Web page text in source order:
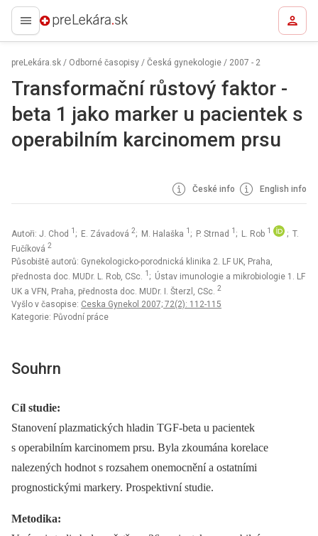
preLekára.sk
preLekára.sk / Odborné časopisy / Česká gynekologie / 2007 - 2
Transformační růstový faktor -
beta 1 jako marker u pacientek s
operabilním karcinomem prsu
České info English info
Autoři: J. Chod 1 ; E. Závadová 2; M. Halaška 1 ; P. Strnad 1 ; L. Rob 1
; T.
Fučíková 2
Působiště autorů: Gynekologicko-porodnická klinika 2. LF UK, Praha,
přednosta doc. MUDr. L. Rob, CSc. 1 ; Ústav imunologie a mikrobiologie 1. LF
UK a VFN, Praha, přednosta doc. MUDr. I. Šterzl, CSc. 2
Vyšlo v časopise: Ceska Gynekol 2007; 72(2): 112-115
Kategorie: Původní práce
Souhrn
Cíl studie:
Stanovení plazmatických hladin TGF-beta u pacientek
s operabilním karcinomem prsu. Byla zkoumána korelace
nalezených hodnot s rozsahem onemocnění a ostatními
prognostickými markery. Prospektivní studie.
Metodika: